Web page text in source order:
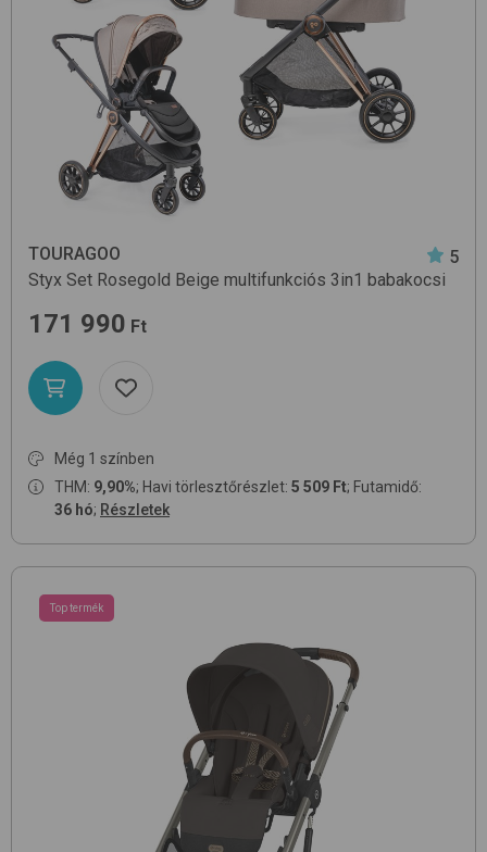
TOURAGOO
5
Styx Set Rosegold Beige multifunkciós 3in1 babakocsi
171 990 Ft
Még 1 színben
THM: 9,90%; Havi törlesztőrészlet: 5 509 Ft; Futamidő:
36 hó; Részletek
Top termék